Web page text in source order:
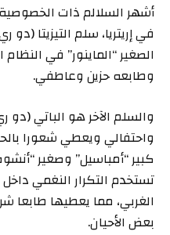
أشهر السلالم ذات
في إريتريا، سلم التيزيتا
الصغير “الماينور” في
وطابعه حزين وعاطفي.
والسلم الآخر هو الباتي
واحتفالي ويعطي شعورا
كبير “أمباسيل” وصغير
تستخدم التكرار النغمي
الغربي، مما يعطيها طابعا
بعض الأحيان.